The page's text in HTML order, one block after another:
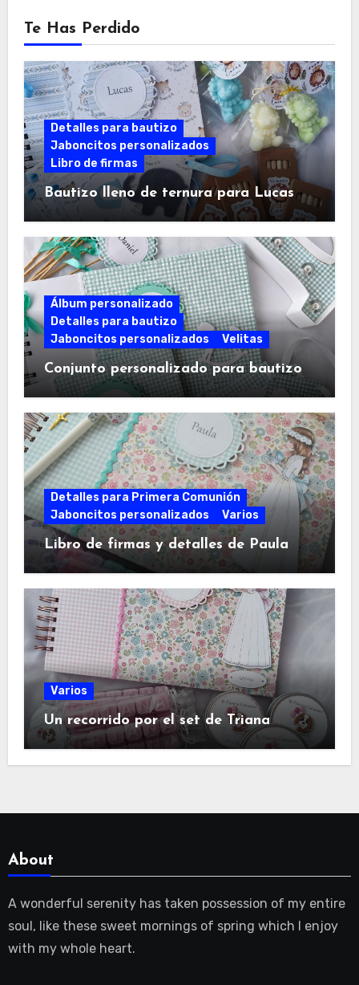
Te Has Perdido
Detalles para bautizo
Jaboncitos personalizados
Libro de firmas
Bautizo lleno de ternura para Lucas
Álbum personalizado
Detalles para bautizo
Jaboncitos personalizados
Velitas
Conjunto personalizado para bautizo
Detalles para Primera Comunión
Jaboncitos personalizados
Varios
Libro de firmas y detalles de Paula
Varios
Un recorrido por el set de Triana
About
A wonderful serenity has taken possession of my entire
soul, like these sweet mornings of spring which I enjoy
with my whole heart.